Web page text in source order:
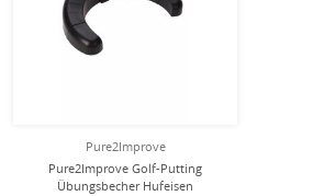
Pure2Improve
Pure2Improve Golf-Putting
Übungsbecher Hufeisen